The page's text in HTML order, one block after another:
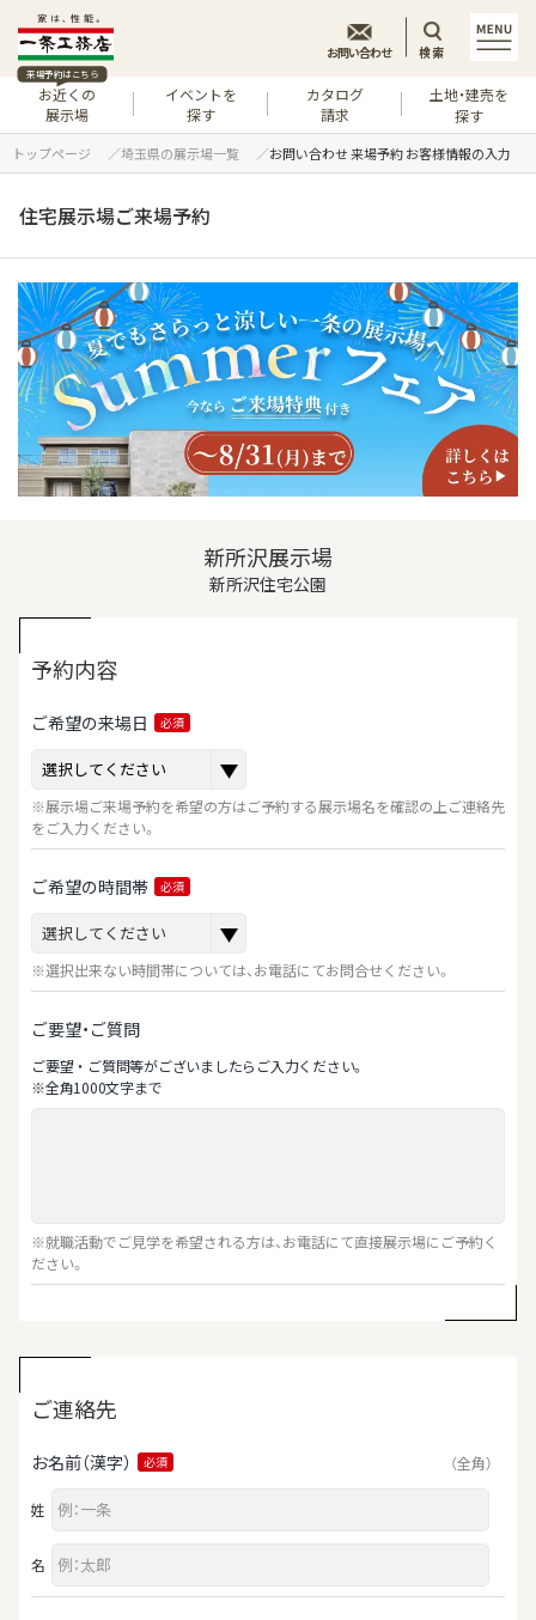
来場予約はこちら
お近くの
展示場
イベントを
探す
カタログ
請求
土地・建売を
探す
お問い合わせ 検索
トップページ 埼玉県の展示場一覧 お問い合わせ 来場予約 お客様情報の入力
住宅展示場ご来場予約
新所沢展示場
新所沢住宅公園
予約内容
ご希望の来場日 必須
※展示場ご来場予約を希望の方はご予約する展示場名を確認の上ご連絡先
をご入力ください。
ご希望の時間帯 必須
※選択出来ない時間帯については、お電話にてお問合せください。
ご要望・ご質問
ご要望‧ご質問等がございましたらご⼊⼒ください。
※全⾓1000⽂字まで
※就職活動でご見学を希望される方は、お電話にて直接展示場にご予約く
ださい。
ご連絡先
お名前（漢字） 必須 （全角）
姓
名